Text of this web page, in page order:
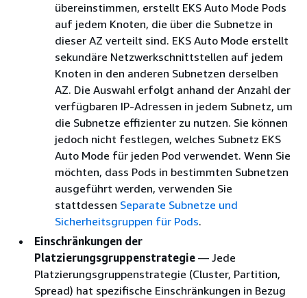
übereinstimmen, erstellt EKS Auto Mode Pods
auf jedem Knoten, die über die Subnetze in
dieser AZ verteilt sind. EKS Auto Mode erstellt
sekundäre Netzwerkschnittstellen auf jedem
Knoten in den anderen Subnetzen derselben
AZ. Die Auswahl erfolgt anhand der Anzahl der
verfügbaren IP-Adressen in jedem Subnetz, um
die Subnetze effizienter zu nutzen. Sie können
jedoch nicht festlegen, welches Subnetz EKS
Auto Mode für jeden Pod verwendet. Wenn Sie
möchten, dass Pods in bestimmten Subnetzen
ausgeführt werden, verwenden Sie
stattdessen Separate Subnetze und
Sicherheitsgruppen für Pods.
Einschränkungen der
Platzierungsgruppenstrategie — Jede
Platzierungsgruppenstrategie (Cluster, Partition,
Spread) hat spezifische Einschränkungen in Bezug